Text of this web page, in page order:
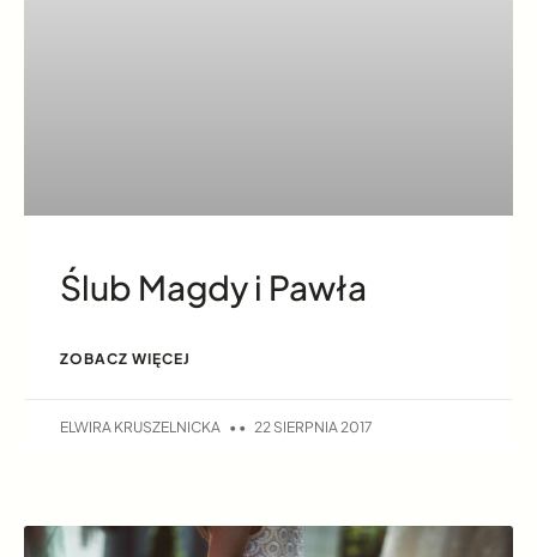
Ślub Magdy i Pawła
ZOBACZ WIĘCEJ
ELWIRA KRUSZELNICKA 22 SIERPNIA 2017